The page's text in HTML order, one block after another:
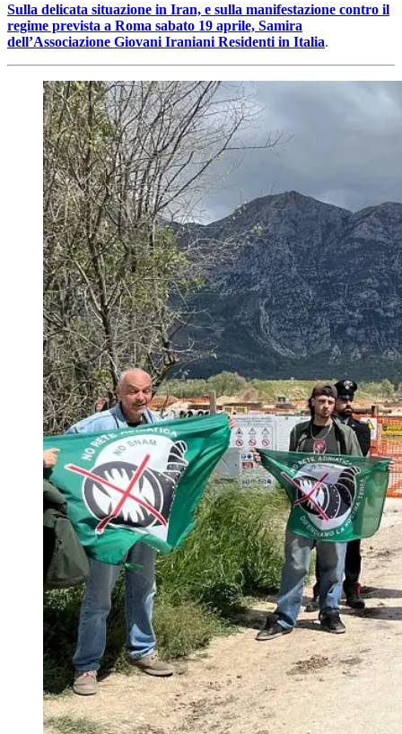
Sulla delicata situazione in Iran, e sulla manifestazione contro il
regime prevista a Roma sabato 19 aprile, Samira
dell’Associazione Giovani Iraniani Residenti in Italia.